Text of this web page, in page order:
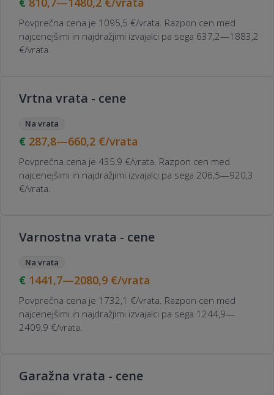
Povprečna cena je 1095,5 €/vrata. Razpon cen med
najcenejšimi in najdražjimi izvajalci pa sega 637,2—1883,2
€/vrata.
Vrtna vrata - cene
Na vrata
287,8—660,2 €/vrata
Povprečna cena je 435,9 €/vrata. Razpon cen med
najcenejšimi in najdražjimi izvajalci pa sega 206,5—920,3
€/vrata.
Varnostna vrata - cene
Na vrata
1441,7—2080,9 €/vrata
Povprečna cena je 1732,1 €/vrata. Razpon cen med
najcenejšimi in najdražjimi izvajalci pa sega 1244,9—
2409,9 €/vrata.
Garažna vrata - cene